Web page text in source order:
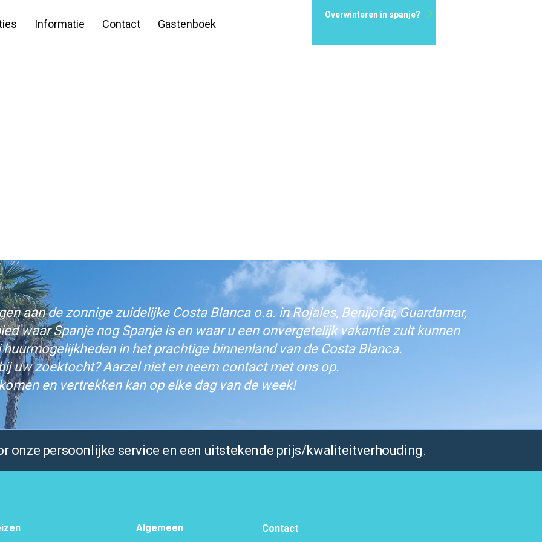
Informatie Contact Gastenboek
Overwinteren in spanje?
aan de zonnige zuidelijke Costa Blanca o.a. in Rojales, Benijofar, Guardamar,
waar Spanje nog Spanje is en waar u een onvergetelijk vakantie zult kunnen
in het prachtige binnenland van de Costa Blanca.
uw zoektocht? Aarzel niet en neem contact met ons op.
en vertrekken kan op elke dag van de week!
onze persoonlijke service en een uitstekende prijs/kwaliteitverhouding.
Algemeen Contact